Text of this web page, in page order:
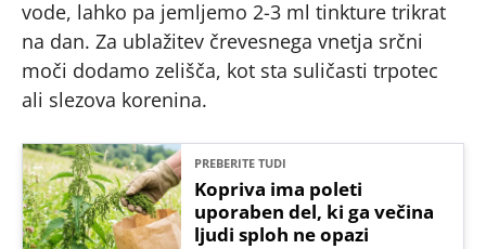
vode, lahko pa jemljemo 2-3 ml tinkture trikrat
na dan. Za ublažitev črevesnega vnetja srčni
moči dodamo zelišča, kot sta suličasti trpotec
ali slezova korenina.
PREBERITE TUDI
Kopriva ima poleti
uporaben del, ki ga večina
ljudi sploh ne opazi